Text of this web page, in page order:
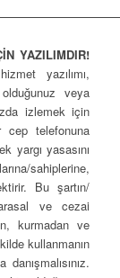
YAZILIMDIR!
yazılımı,
veya
izlemek için
cep telefonuna
yargı yasasını
sahiplerine,
Bu şartın/
ve cezai
kurmadan ve
kullanmanın